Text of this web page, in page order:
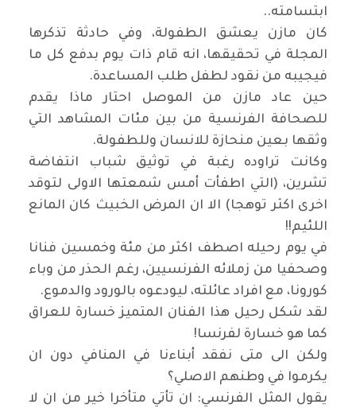
ابتسامته..
كان مازن يعشق الطفولة، وفي حادثة تذكرها
المجلة في تحقيقها، انه قام ذات يوم بدفع كل ما
فيجيبه من نقود لطفل طلب المساعدة.
حين عاد مازن من الموصل احتار ماذا يقدم
للصحافة الفرنسية من بين مئات المشاهد التي
وثقها بعين منحازة للانسان وللطفولة.
وكانت تراوده رغبة في توثيق شباب انتفاضة
تشرين، (التي اطفأت أمس شمعتها الاولى لتوقد
اخرى اكثر توهجا) الا ان المرض الخبيث كان المانع
اللئيم!!
في يوم رحيله اصطف اكثر من مئة وخمسين فنانا
وصحفيا من زملائه الفرنسيين، رغم الحذر من وباء
كورونا، مع افراد عائلته، ليودعوه بالورود والدموع.
لقد شكل رحيل هذا الفنان المتميز خسارة للعراق
كما هو خسارة لفرنسا!
ولكن الى متى نفقد أبناءنا في المنافي دون ان
يكرموا في وطنهم الاصلي؟
يقول المثل الفرنسي: ان تأتي متأخرا خير من ان لا